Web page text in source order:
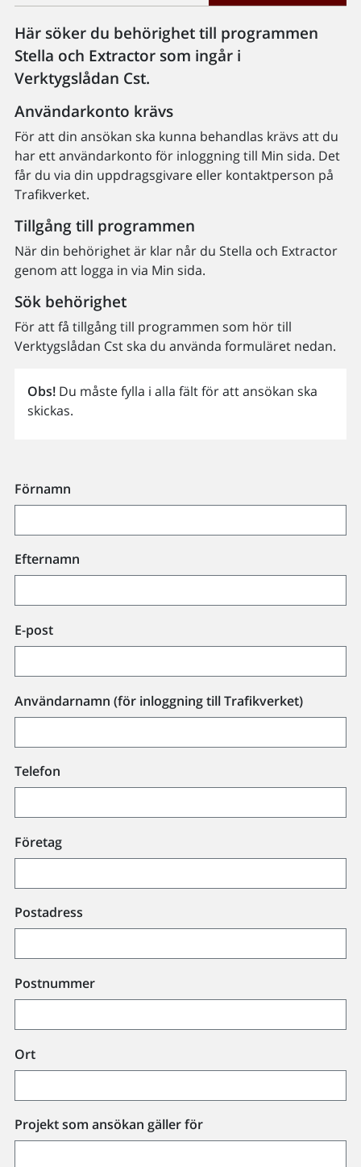
Här söker du behörighet till programmen
Stella och Extractor som ingår i
Verktygslådan Cst.
Användarkonto krävs
För att din ansökan ska kunna behandlas krävs att du
har ett användarkonto för inloggning till Min sida. Det
får du via din uppdragsgivare eller kontaktperson på
Trafikverket.
Tillgång till programmen
När din behörighet är klar når du Stella och Extractor
genom att logga in via Min sida.
Sök behörighet
För att få tillgång till programmen som hör till
Verktygslådan Cst ska du använda formuläret nedan.
Obs! Du måste fylla i alla fält för att ansökan ska
skickas.
Förnamn
Efternamn
E-post
Användarnamn (för inloggning till Trafikverket)
Telefon
Företag
Postadress
Postnummer
Ort
Projekt som ansökan gäller för